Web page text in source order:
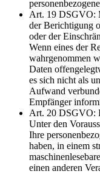
Art. 19 DSGVO:
der Berichtigung
oder der
Wenn eines der
wahrgenommen
Daten
es sich nicht als
Aufwand
Empfänger
Art. 20 DSGVO:
Unter den
Ihre
haben, in einem
einen anderen